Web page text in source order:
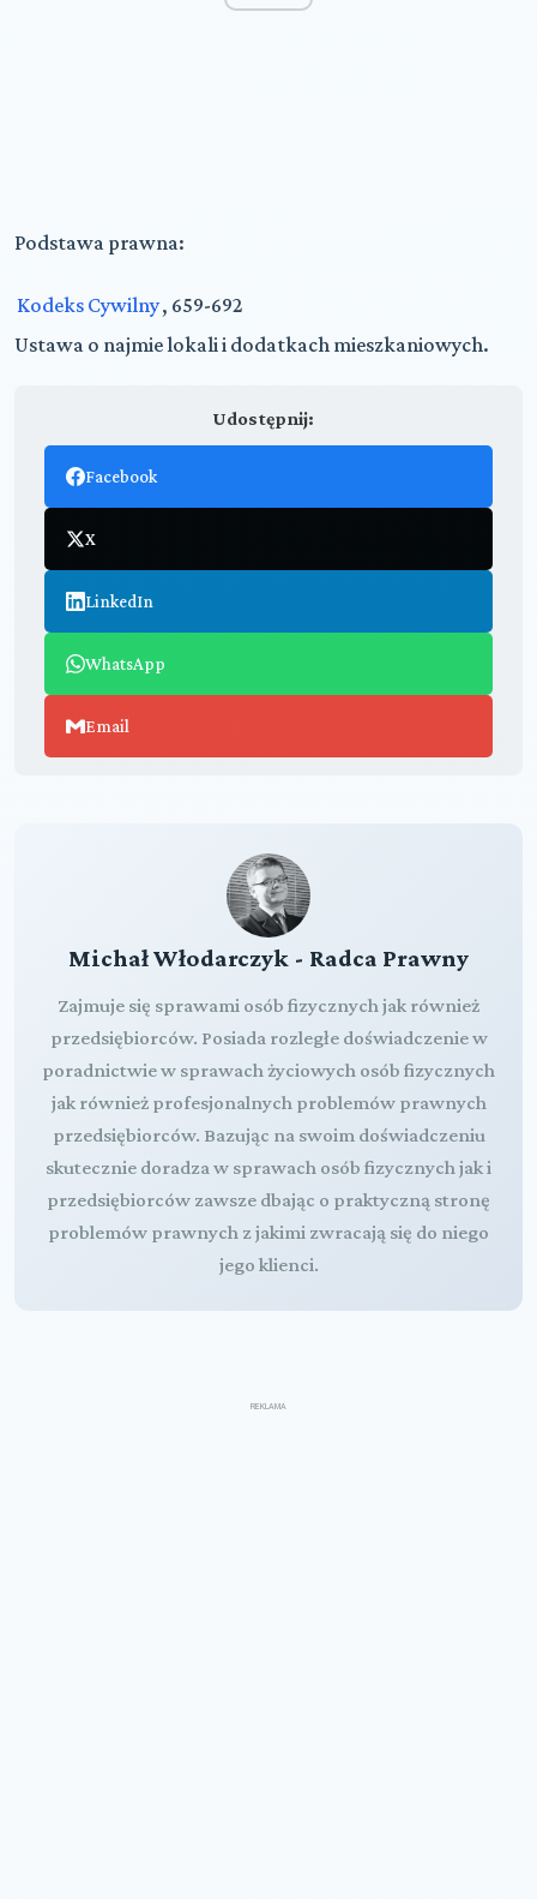
Podstawa prawna:
Kodeks Cywilny, 659-692
Ustawa o najmie lokali i dodatkach mieszkaniowych.
Udostępnij:
Facebook
X
LinkedIn
WhatsApp
Email
Michał Włodarczyk - Radca Prawny
Zajmuje się sprawami osób fizycznych jak również
przedsiębiorców. Posiada rozległe doświadczenie w
poradnictwie w sprawach życiowych osób fizycznych
jak również profesjonalnych problemów prawnych
przedsiębiorców. Bazując na swoim doświadczeniu
skutecznie doradza w sprawach osób fizycznych jak i
przedsiębiorców zawsze dbając o praktyczną stronę
problemów prawnych z jakimi zwracają się do niego
jego klienci.
REKLAMA